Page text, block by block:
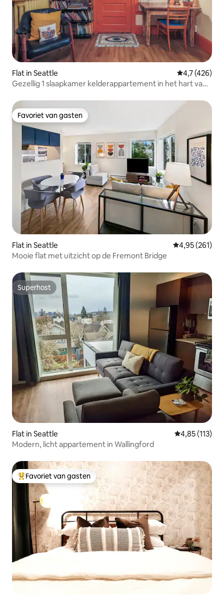
Flat in Seattle Gemiddelde
4,7 (426)
Gezellig 1 slaapkamer kelderappartement in het hart van
Favoriet van gasten
Favoriet van gasten
Flat in Seattle Gemiddelde
4,95 (261)
Mooie flat met uitzicht op de Fremont Bridge
Superhost
Superhost
Flat in Seattle Gemiddelde
4,85 (113)
Modern, licht appartement in Wallingford
Topfavoriet van gasten
Favoriet van gasten